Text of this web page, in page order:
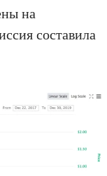
на
составила